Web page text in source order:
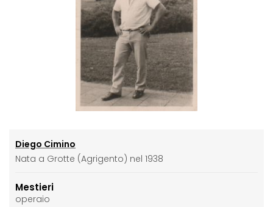
Diego Cimino
Nata a Grotte (Agrigento) nel 1938
Mestieri
operaio